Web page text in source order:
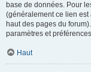
base de données. Pour
(généralement ce lien est
haut des pages du
paramètres et
Haut